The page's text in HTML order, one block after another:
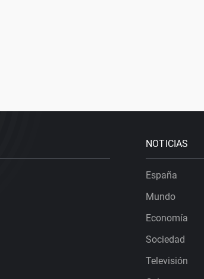
NOTICIAS
España
Mundo
Economía
Sociedad
Televisión